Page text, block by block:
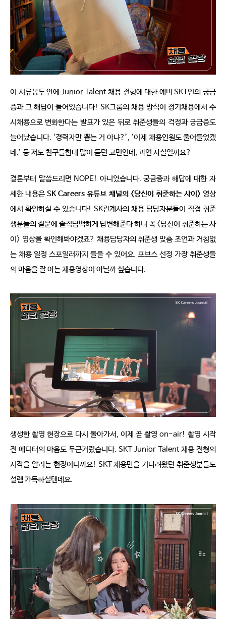
이 서류봉투 안에 Junior Talent 채용 전형에 대한 예비 SKT인의 궁금
증과 그 해답이 들어있습니다! SK그룹의 채용 방식이 정기채용에서 수
시채용으로 변화한다는 발표가 있은 뒤로 취준생들의 걱정과 궁금증도
늘어났습니다. ‘경력자만 뽑는 거 아냐?’, ‘이제 채용인원도 줄어들었겠
네 .’ 등 저도 친구들한테 많이 듣던 고민인데 , 과연 사실일까요?
결론부터 말씀드리면 NOPE! 아니었습니다. 궁금증과 해답에 대한 자
세한 내용은 SK Careers 유튜브 채널의 <당신이 취준하는 사이 > 영상
에서 확인하실 수 있습니다! SK관계사의 채용 담당자분들이 직접 취준
생분들의 질문에 솔직담백하게 답변해준다 하니 꼭 <당신이 취준하는 사
이 > 영상을 확인해봐야겠죠? 채용담당자의 취준생 맞춤 조언과 거침없
는 채용 일정 스포일러까지 들을 수 있어요. 포브스 선정 가장 취준생들
의 마음을 잘 아는채용영상이 아닐까 싶습니다.
생생한 촬영 현장으로 다시 돌아가서, 이제 곧 촬영 on-air! 촬영 시작
전 에디터의 마음도 두근거렸습니다. SKT Junior Talent 채용 전형의
시작을 알리는 현장이니까요! SKT 채용만을 기다려왔던 취준생분들도
설렘 가득하실텐데요.